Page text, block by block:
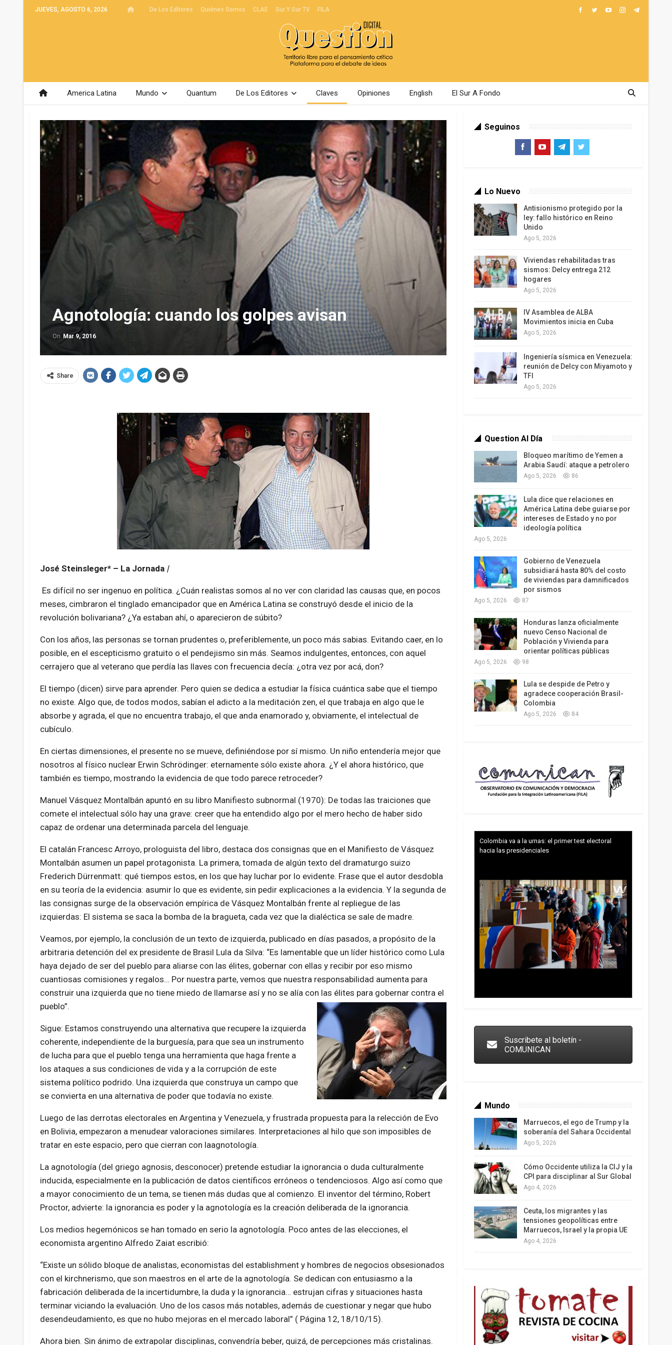
JUEVES, AGOSTO 6, 2026 De Los Editores Quiénes Somos CLAE Sur Y Sur TV FILA
America Latina Mundo Quantum De Los Editores Claves Opiniones English El Sur A Fondo
Agnotología: cuando los golpes avisan
On Mar 9, 2016
Share
José Steinsleger* – La Jornada|
Es difícil no ser ingenuo en política. ¿Cuán realistas somos al no ver con claridad las causas que, en pocos
meses, cimbraron el tinglado emancipador que en América Latina se construyó desde el inicio de la
revolución bolivariana? ¿Ya estaban ahí, o aparecieron de súbito?
Con los años, las personas se tornan prudentes o, preferiblemente, un poco más sabias. Evitando caer, en lo
posible, en el escepticismo gratuito o el pendejismo sin más. Seamos indulgentes, entonces, con aquel
cerrajero que al veterano que perdía las llaves con frecuencia decía: ¿otra vez por acá, don?
El tiempo (dicen) sirve para aprender. Pero quien se dedica a estudiar la física cuántica sabe que el tiempo
no existe. Algo que, de todos modos, sabían el adicto a la meditación zen, el que trabaja en algo que le
absorbe y agrada, el que no encuentra trabajo, el que anda enamorado y, obviamente, el intelectual de
cubículo.
En ciertas dimensiones, el presente no se mueve, definiéndose por sí mismo. Un niño entendería mejor que
nosotros al físico nuclear Erwin Schrödinger: eternamente sólo existe ahora. ¿Y el ahora histórico, que
también es tiempo, mostrando la evidencia de que todo parece retroceder?
Manuel Vásquez Montalbán apuntó en su libro Manifiesto subnormal (1970): De todas las traiciones que
comete el intelectual sólo hay una grave: creer que ha entendido algo por el mero hecho de haber sido
capaz de ordenar una determinada parcela del lenguaje.
El catalán Francesc Arroyo, prologuista del libro, destaca dos consignas que en el Manifiesto de Vásquez
Montalbán asumen un papel protagonista. La primera, tomada de algún texto del dramaturgo suizo
Frederich Dürrenmatt: qué tiempos estos, en los que hay luchar por lo evidente. Frase que el autor desdobla
en su teoría de la evidencia: asumir lo que es evidente, sin pedir explicaciones a la evidencia. Y la segunda de
las consignas surge de la observación empírica de Vásquez Montalbán frente al repliegue de las
izquierdas: El sistema se saca la bomba de la bragueta, cada vez que la dialéctica se sale de madre.
Veamos, por ejemplo, la conclusión de un texto de izquierda, publicado en días pasados, a propósito de la
arbitraria detención del ex presidente de Brasil Lula da Silva: “Es lamentable que un líder histórico como Lula
haya dejado de ser del pueblo para aliarse con las élites, gobernar con ellas y recibir por eso mismo
cuantiosas comisiones y regalos… Por nuestra parte, vemos que nuestra responsabilidad aumenta para
construir una izquierda que no tiene miedo de llamarse así y no se alía con las élites para gobernar contra el
pueblo”.
Sigue: Estamos construyendo una alternativa que recupere la izquierda
coherente, independiente de la burguesía, para que sea un instrumento
de lucha para que el pueblo tenga una herramienta que haga frente a
los ataques a sus condiciones de vida y a la corrupción de este
sistema político podrido. Una izquierda que construya un campo que
se convierta en una alternativa de poder que todavía no existe.
Luego de las derrotas electorales en Argentina y Venezuela, y frustrada propuesta para la relección de Evo
en Bolivia, empezaron a menudear valoraciones similares. Interpretaciones al hilo que son imposibles de
tratar en este espacio, pero que cierran con laagnotología.
La agnotología (del griego agnosis, desconocer) pretende estudiar la ignorancia o duda culturalmente
inducida, especialmente en la publicación de datos científicos erróneos o tendenciosos. Algo así como que
a mayor conocimiento de un tema, se tienen más dudas que al comienzo. El inventor del término, Robert
Proctor, advierte: la ignorancia es poder y la agnotología es la creación deliberada de la ignorancia.
Los medios hegemónicos se han tomado en serio la agnotología. Poco antes de las elecciones, el
economista argentino Alfredo Zaiat escribió:
“Existe un sólido bloque de analistas, economistas del establishment y hombres de negocios obsesionados
con el kirchnerismo, que son maestros en el arte de la agnotología. Se dedican con entusiasmo a la
fabricación deliberada de la incertidumbre, la duda y la ignorancia… estrujan cifras y situaciones hasta
terminar viciando la evaluación. Uno de los casos más notables, además de cuestionar y negar que hubo
desendeudamiento, es que no hubo mejoras en el mercado laboral” ( Página 12, 18/10/15).
Ahora bien. Sin ánimo de extrapolar disciplinas, convendría beber, quizá, de percepciones más cristalinas.
Seguinos
Lo Nuevo
Antisionismo protegido por la
ley: fallo histórico en Reino
Unido
Ago 5, 2026
Viviendas rehabilitadas tras
sismos: Delcy entrega 212
hogares
Ago 5, 2026
IV Asamblea de ALBA
Movimientos inicia en Cuba
Ago 5, 2026
Ingeniería sísmica en Venezuela:
reunión de Delcy con Miyamoto y
TFI
Ago 5, 2026
Question Al Día
Bloqueo marítimo de Yemen a
Arabia Saudí: ataque a petrolero
Ago 5, 2026 86
Lula dice que relaciones en
América Latina debe guiarse por
intereses de Estado y no por
ideología política
Ago 5, 2026
Gobierno de Venezuela
subsidiará hasta 80% del costo
de viviendas para damnificados
por sismos
Ago 5, 2026 87
Honduras lanza oficialmente
nuevo Censo Nacional de
Población y Vivienda para
orientar políticas públicas
Ago 5, 2026 98
Lula se despide de Petro y
agradece cooperación Brasil-
Colombia
Ago 5, 2026 84
Colombia va a la urnas: el primer test electoral
hacia las presidenciales
Los latinos le van dando la espalda a Trump
Suscribete al boletín -
COMUNICAN
Mundo
Marruecos, el ego de Trump y la
soberanía del Sahara Occidental
Ago 5, 2026
Cómo Occidente utiliza la CIJ y la
CPI para disciplinar al Sur Global
Ago 4, 2026
Ceuta, los migrantes y las
tensiones geopolíticas entre
Marruecos, Israel y la propia UE
Ago 4, 2026